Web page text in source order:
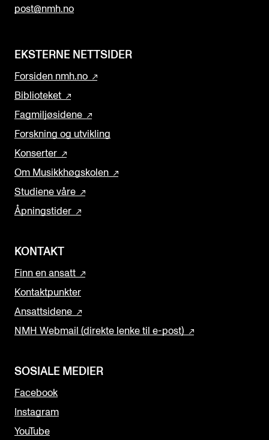
post@nmh.no
EKSTERNE NETTSIDER
Forsiden nmh.no
Biblioteket
Fagmiljøsidene
Forskning og utvikling
Konserter
Om Musikkhøgskolen
Studiene våre
Åpningstider
KONTAKT
Finn en ansatt
Kontaktpunkter
Ansattsidene
NMH Webmail (direkte lenke til e-post)
SOSIALE MEDIER
Facebook
Instagram
YouTube